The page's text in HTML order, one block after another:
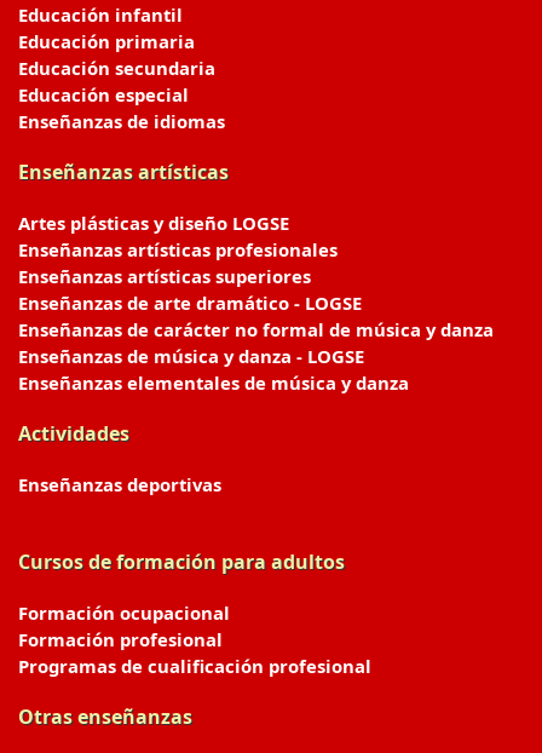
Educación infantil
Educación primaria
Educación secundaria
Educación especial
Enseñanzas de idiomas
Enseñanzas artísticas
Artes plásticas y diseño LOGSE
Enseñanzas artísticas profesionales
Enseñanzas artísticas superiores
Enseñanzas de arte dramático - LOGSE
Enseñanzas de carácter no formal de música y danza
Enseñanzas de música y danza - LOGSE
Enseñanzas elementales de música y danza
Actividades
Enseñanzas deportivas
Cursos de formación para adultos
Formación ocupacional
Formación profesional
Programas de cualificación profesional
Otras enseñanzas